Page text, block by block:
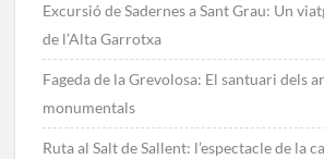
Excursió de Sadernes a Sant Grau: Un
de l’Alta Garrotxa
Fageda de la Grevolosa: El santuari dels
monumentals
Ruta al Salt de Sallent: l’espectacle de la